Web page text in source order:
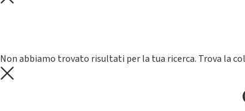
Non abbiamo trovato risultati per la tua ricerca. Trova la